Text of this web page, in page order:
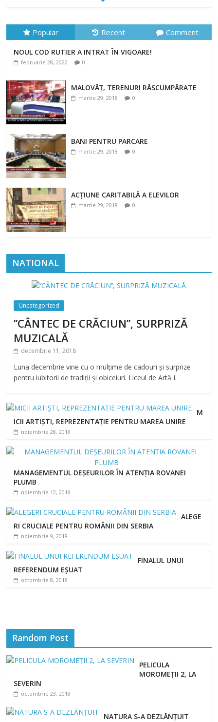
NOUL COD RUTIER A INTRAT ÎN VIGOARE!
februarie 28, 2022
Popular Recent Comment
NOUL COD RUTIER A INTRAT ÎN VIGOARE!
februarie 28, 2022 0
MALOVĂȚ, TERENURI RĂSCUMPĂRATE
martie 29, 2018 0
BANI PENTRU PARCARE
martie 29, 2018 0
ACȚIUNE CARITABILĂ A ELEVILOR
martie 29, 2018 0
NATIONAL
Uncategorized
’’CÂNTEC DE CRĂCIUN’’, SURPRIZĂ
MUZICALĂ
decembrie 11, 2018
Luna decembrie vine cu o mulțime de cadouri și surprize
pentru iubitorii de tradiții și obiceiuri. Liceul de Artă I.
M
ICII ARTIȘTI, REPREZENTAȚIE PENTRU MAREA UNIRE
noiembrie 28, 2018
MANAGEMENTUL DEȘEURILOR ÎN ATENȚIA ROVANEI
PLUMB
noiembrie 12, 2018
ALEGE
RI CRUCIALE PENTRU ROMÂNII DIN SERBIA
noiembrie 9, 2018
FINALUL UNUI
REFERENDUM EȘUAT
octombrie 8, 2018
Random Post
PELICULA
MOROMEȚII 2, LA
SEVERIN
octombrie 23, 2018
NATURA S-A DEZLĂNŢUIT